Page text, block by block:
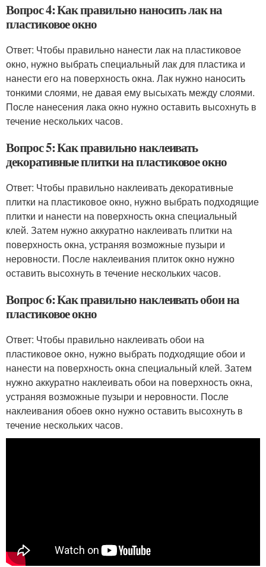
Вопрос 4: Как правильно наносить лак на
пластиковое окно
Ответ: Чтобы правильно нанести лак на пластиковое
окно, нужно выбрать специальный лак для пластика и
нанести его на поверхность окна. Лак нужно наносить
тонкими слоями, не давая ему высыхать между слоями.
После нанесения лака окно нужно оставить высохнуть в
течение нескольких часов.
Вопрос 5: Как правильно наклеивать
декоративные плитки на пластиковое окно
Ответ: Чтобы правильно наклеивать декоративные
плитки на пластиковое окно, нужно выбрать подходящие
плитки и нанести на поверхность окна специальный
клей. Затем нужно аккуратно наклеивать плитки на
поверхность окна, устраняя возможные пузыри и
неровности. После наклеивания плиток окно нужно
оставить высохнуть в течение нескольких часов.
Вопрос 6: Как правильно наклеивать обои на
пластиковое окно
Ответ: Чтобы правильно наклеивать обои на
пластиковое окно, нужно выбрать подходящие обои и
нанести на поверхность окна специальный клей. Затем
нужно аккуратно наклеивать обои на поверхность окна,
устраняя возможные пузыри и неровности. После
наклеивания обоев окно нужно оставить высохнуть в
течение нескольких часов.